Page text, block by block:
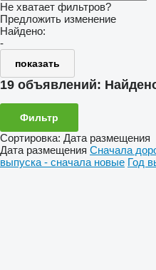
Не хватает фильтров?
Предложить изменение
Найдено:
-
показать
19 объявлений:
Фильтр
Сортировка: Дата размещения
Дата размещения Сначала
выпуска - сначала новые Год